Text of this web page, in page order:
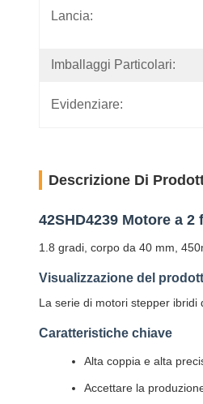
Lancia:
Imballaggi Particolari:
Evidenziare:
Descrizione Di
42SHD4239 Motore a 2
1.8 gradi, corpo da 40 mm,
Visualizzazione del
La serie di motori stepper ibridi
Caratteristiche chiave
Alta coppia e alta
Accettare la